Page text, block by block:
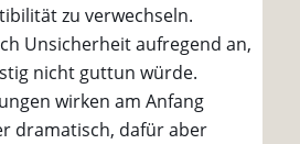
zu verwechseln.
Unsicherheit aufregend an,
nicht guttun würde.
wirken am Anfang
dramatisch, dafür aber